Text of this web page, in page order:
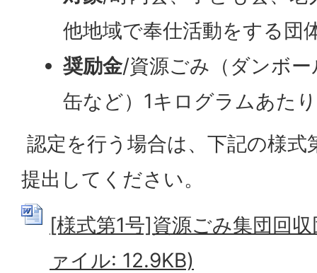
他地域で奉仕活動をする団
奨励金/資源ごみ（ダンボ
缶など）1キログラムあた
認定を行う場合は、下記の様式
提出してください。
[様式第1号]資源ごみ集団回
ァイル: 12.9KB)